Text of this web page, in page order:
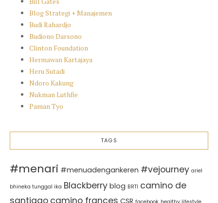
Blog Strategi + Manajemen
Budi Rahardjo
Budiono Darsono
Clinton Foundation
Hermawan Kartajaya
Heru Sutadi
Ndoro Kakung
Nukman Luthfie
Paman Tyo
TAGS
#menari #menuadengankeren #vejourney ariel
bhineka tunggal ika Blackberry blog BRTI camino de
santiago camino frances CSR